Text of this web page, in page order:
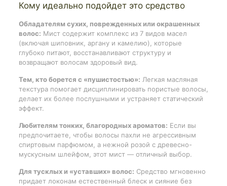
Кому идеально подойдет это средство
Обладателям сухих, поврежденных или окрашенных
волос: Мист содержит комплекс из 7 видов масел
(включая шиповник, аргану и камелию), которые
глубоко питают, восстанавливают структуру и
возвращают волосам здоровый вид.
Тем, кто борется с «пушистостью»: Легкая масляная
текстура помогает дисциплинировать пористые волосы,
делает их более послушными и устраняет статический
эффект.
Любителям тонких, благородных ароматов: Если вы
предпочитаете, чтобы волосы пахли не агрессивным
спиртовым парфюмом, а нежной розой с древесно-
мускусным шлейфом, этот мист — отличный выбор.
Для тусклых и «уставших» волос: Средство мгновенно
придает локонам естественный блеск и сияние без